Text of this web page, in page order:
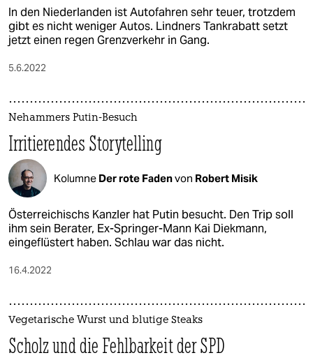
In den Niederlanden ist Autofahren sehr teuer, trotzdem
gibt es nicht weniger Autos. Lindners Tankrabatt setzt
jetzt einen regen Grenzverkehr in Gang.
5.6.2022
Nehammers Putin-Besuch
Irritierendes Storytelling
Kolumne Der rote Fadenvon Robert Misik
Österreichischs Kanzler hat Putin besucht. Den Trip soll
ihm sein Berater, Ex-Springer-Mann Kai Diekmann,
eingeflüstert haben. Schlau war das nicht.
16.4.2022
Vegetarische Wurst und blutige Steaks
Scholz und die Fehlbarkeit der SPD